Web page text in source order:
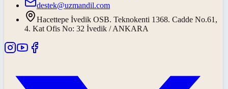
destek@uzmandil.com
Hacettepe İvedik OSB. Teknokenti 1368. Cadde No.61,
4. Kat Ofis No: 32 İvedik / ANKARA